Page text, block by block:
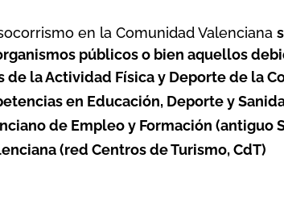
en la Comunidad Valenciana
públicos o bien aquellos
de la Actividad Física y Deporte de la
en Educación, Deporte y
de Empleo y Formación (antiguo
(red Centros de Turismo, CdT)